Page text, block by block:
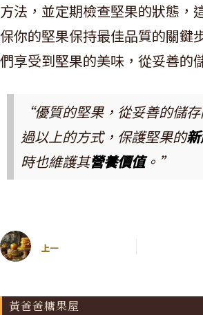
方法，並定期檢查堅果的狀態，
保你的堅果保持最佳品質的關鍵
們享受到堅果的美味，從妥善的
“優質的堅果，從妥善的儲
過以上的方式，保護堅果的
時也維護其營養價值。”
上一
黃爸爸糖果屋